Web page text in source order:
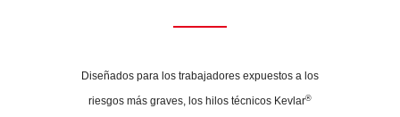
Diseñados para los trabajadores expuestos a los
riesgos más graves, los hilos técnicos Kevlar®